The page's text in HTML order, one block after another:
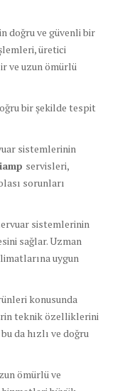
doğru ve güvenli bir
üretici
ve uzun ömürlü
bir şekilde tespit
sistemlerinin
servisleri,
sorunları
sistemlerinin
sağlar. Uzman
uygun
konusunda
teknik özelliklerini
da hızlı ve doğru
ömürlü ve